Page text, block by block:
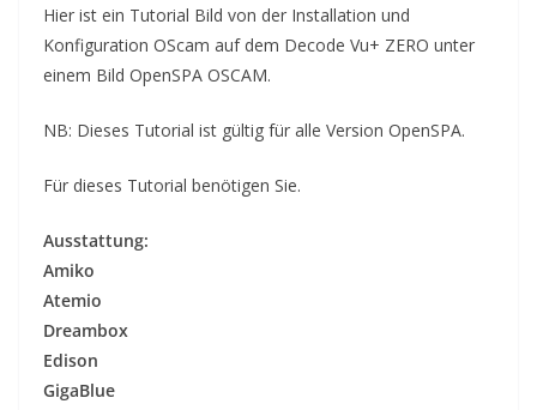
Hier ist ein Tutorial Bild von der Installation und
Konfiguration OScam auf dem Decode Vu+ ZERO unter
einem Bild OpenSPA OSCAM.
NB: Dieses Tutorial ist gültig für alle Version OpenSPA.
Für dieses Tutorial benötigen Sie.
Ausstattung:
Amiko
Atemio
Dreambox
Edison
GigaBlue